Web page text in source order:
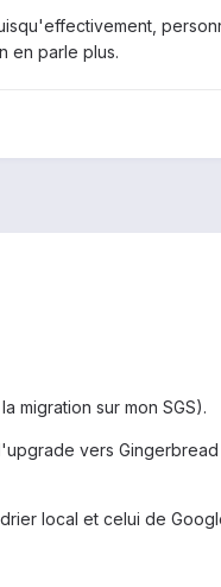
en parle plus.
migration sur mon SGS).
vers
local et celui de